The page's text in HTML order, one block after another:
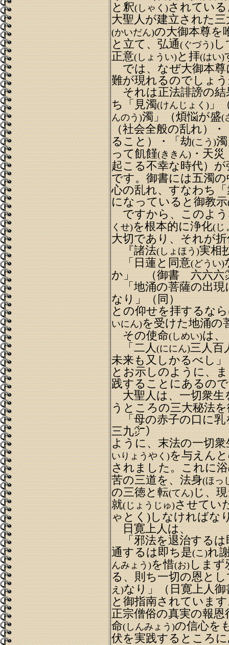
と釈(しゃく)されてい
大聖人が建立された三
(かいだん)の大御本尊を
と立て、弘通(ぐづう)し
正意(しょうい)と拝(はい)
では、なぜ大御本尊
難が現れるのでしょ
それは正法誹謗の結
ち「見濁(けんじょく)」
んのう)濁」（煩悩が盛(
（社会全般の乱れ）・
ること）・「劫(こう)
って飢饉(ききん)・天災
起こる不幸な時代）が
です。御書には五濁
心の乱れ、すなわち
になっていると御教示
ですから、このよう
くせ)を根本的に浄化(じ
大切であり、それが
『諸法(しょほう)実相
「日蓮と同意(どうい)
か」 （御書 六六六
「地涌の菩薩の出現
なり」（同）
との仰せを拝するな
いにん)を受けた地涌の
その使命(しめい)は、
「二人(ににん)三人百
未来も又しかるべし」
とお示しのように、
践することにあるの
大聖人は、一切衆生
うところの三大秘法
「母の赤子の口に乳
三九㌻）
ように、末法の一切
いりょうやく)を与えん
されました。これに浴
苦の三道を、法身(ほっ
の三徳と転(てん)じ、
就(じょうじゅ)させてい
ゃとく)しなければな
日寛上人は、
「邪法を退治するは
通するは即ち是(こ)れ
んみょう)を惜(お)しまず
る、則ち一切の恩と
え)なり」（日寛上人
と御指南されていま
正宗僧俗の真実の報
命(しんみょう)の信心を
伏を実践するところ